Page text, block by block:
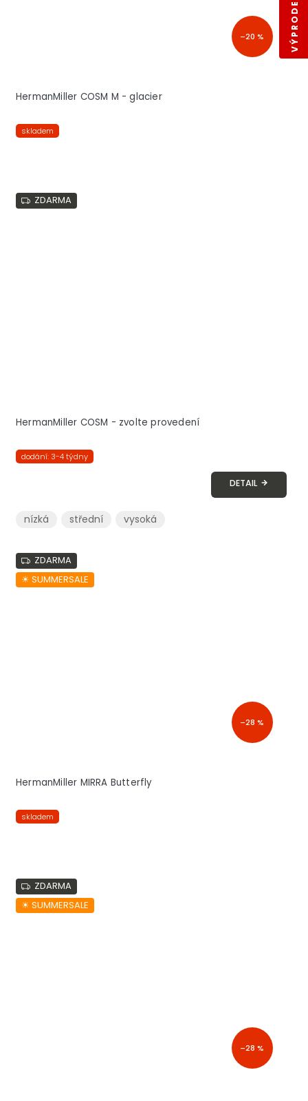
–20 %
HermanMiller COSM M - glacier
skladem
ZDARMA
HermanMiller COSM - zvolte provedení
dodání: 3-4 týdny
DETAIL
nízká střední vysoká
ZDARMA
☀︎ SUMMERSALE
–28 %
HermanMiller MIRRA Butterfly
skladem
ZDARMA
☀︎ SUMMERSALE
–28 %